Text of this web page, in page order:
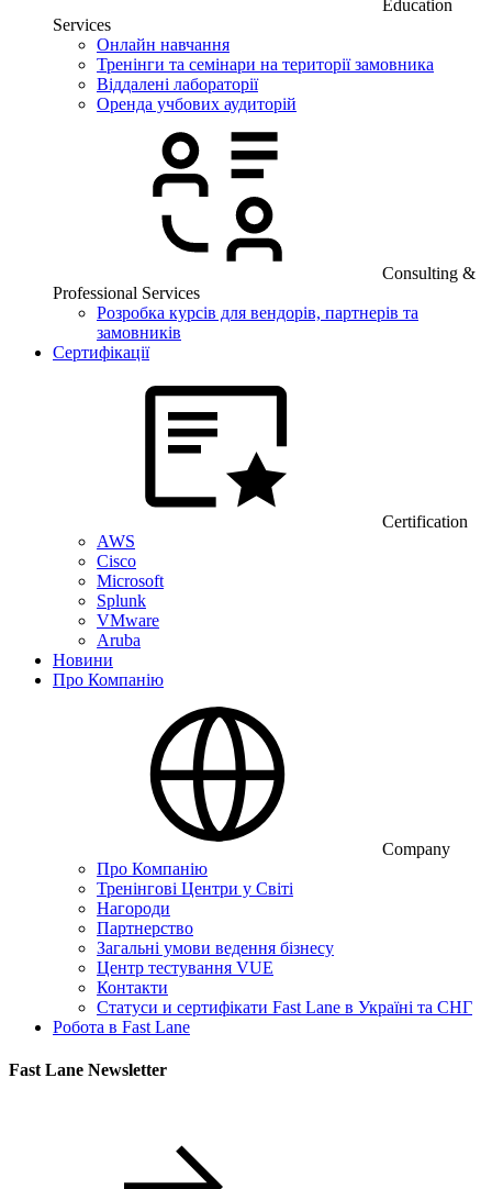
Education
Services
Онлайн навчання
Тренінги та семінари на території замовника
Віддалені лабораторії
Оренда учбових аудиторій
Consulting &
Professional Services
Розробка курсів для вендорів, партнерів та
замовників
Сертифікації
Certification
AWS
Cisco
Microsoft
Splunk
VMware
Aruba
Новини
Про Компанію
Company
Про Компанію
Тренінгові Центри у Світі
Нагороди
Партнерство
Загальні умови ведення бізнесу
Центр тестування VUE
Контакти
Статуси и сертифікати Fast Lane в Україні та СНГ
Робота в Fast Lane
Fast Lane Newsletter